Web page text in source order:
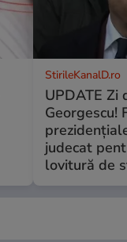
StirileKanalD.ro
UPDATE Zi
Georgescu!
judecat
lovitură de